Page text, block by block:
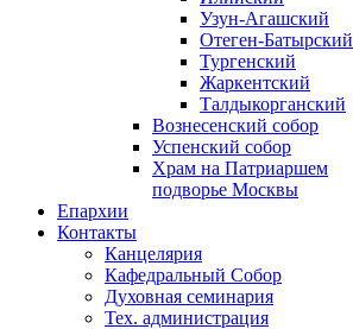
Узун-Агашский
Отеген-Батырский
Тургенский
Жаркентский
Талдыкорганский
Вознесенский собор
Успенский собор
Храм на Патриаршем
подворье Москвы
Епархии
Контакты
Канцелярия
Кафедральный Собор
Духовная семинария
Тех. администрация